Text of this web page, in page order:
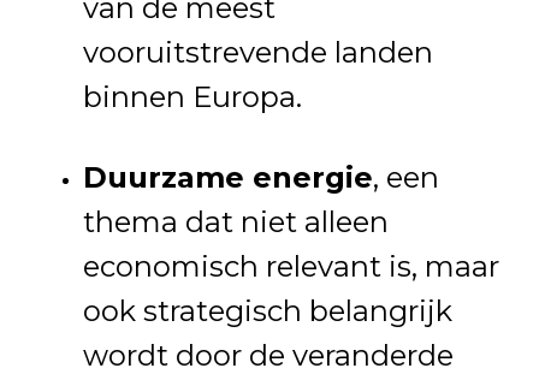
van de meest
vooruitstrevende landen
binnen Europa.
Duurzame energie, een
thema dat niet alleen
economisch relevant is, maar
ook strategisch belangrijk
wordt door de veranderde